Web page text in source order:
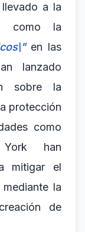
a la
como la
en las
lanzado
sobre la
protección
como
han
mitigar el
la
de